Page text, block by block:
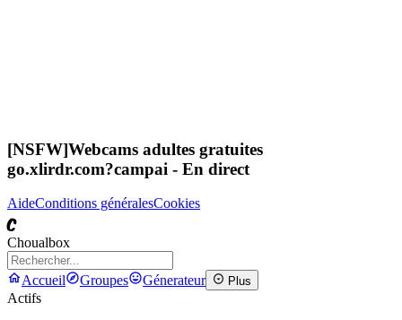
[NSFW]Webcams adultes gratuites
go.xlirdr.com?campai - En direct
AideConditions généralesCookies
C
Choualbox
Accueil Groupes Génerateur Plus
Actifs